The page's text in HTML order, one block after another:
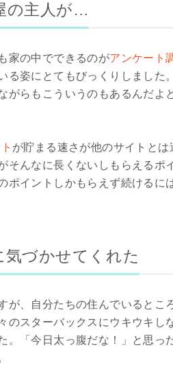
の主人が…
家の中でできるのがアンケート
る姿にとてもびっくりしまし
がらもこういうのもあるんだよ
が貯まる速さが他のサイトと
そんなに長くないしもらえる
ポイントしかもらえず続ける
気づかせてくれた
が、自分たちの住んでいると
のスターバックスにウキウキ
。「今日太っ腹だな！」と思